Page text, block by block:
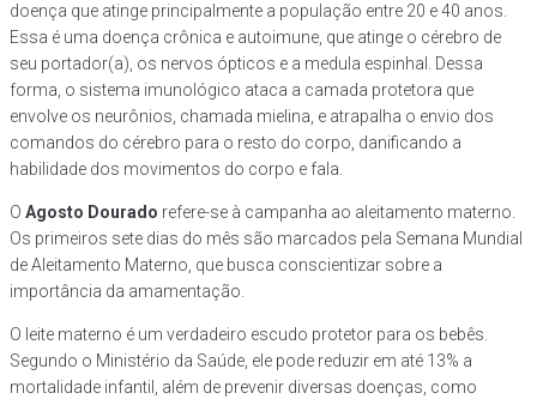
doença que atinge principalmente a população entre 20 e 40 anos.
Essa é uma doença crônica e autoimune, que atinge o cérebro de
seu portador(a), os nervos ópticos e a medula espinhal. Dessa
forma, o sistema imunológico ataca a camada protetora que
envolve os neurônios, chamada mielina, e atrapalha o envio dos
comandos do cérebro para o resto do corpo, danificando a
habilidade dos movimentos do corpo e fala.
O Agosto Dourado refere-se à campanha ao aleitamento materno.
Os primeiros sete dias do mês são marcados pela Semana Mundial
de Aleitamento Materno, que busca conscientizar sobre a
importância da amamentação.
O leite materno é um verdadeiro escudo protetor para os bebês.
Segundo o Ministério da Saúde, ele pode reduzir em até 13% a
mortalidade infantil, além de prevenir diversas doenças, como